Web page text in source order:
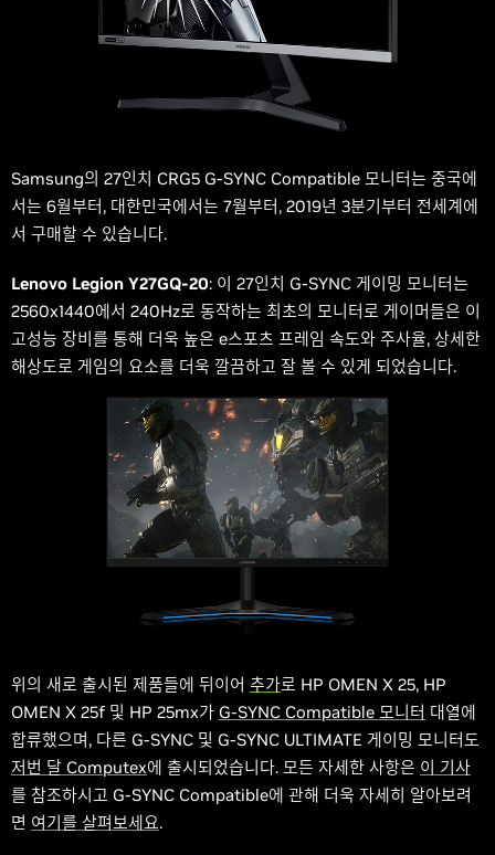
Samsung의 27인치 CRG5 G-SYNC Compatible 모니터는 중국에
서는 6월부터, 대한민국에서는 7월부터, 2019년 3분기부터 전세계에
서 구매할 수 있습니다.
Lenovo Legion Y27GQ-20: 이 27인치 G-SYNC 게이밍 모니터는
2560x1440에서 240Hz로 동작하는 최초의 모니터로 게이머들은 이
고성능 장비를 통해 더욱 높은 e스포츠 프레임 속도와 주사율, 상세한
해상도로 게임의 요소를 더욱 깔끔하고 잘 볼 수 있게 되었습니다.
위의 새로 출시된 제품들에 뒤이어 추가로 HP OMEN X 25, HP
OMEN X 25f 및 HP 25mx가 G-SYNC Compatible 모니터 대열에
합류했으며, 다른 G-SYNC 및 G-SYNC ULTIMATE 게이밍 모니터도
저번 달 Computex에 출시되었습니다. 모든 자세한 사항은 이 기사
를 참조하시고 G-SYNC Compatible에 관해 더욱 자세히 알아보려
면 여기를 살펴보세요.